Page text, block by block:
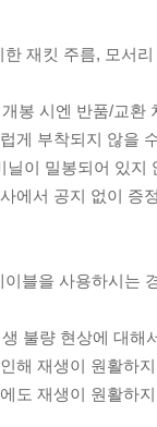
재킷 주름, 모서
봉 시엔 반품/교환
게 부착되지 않을
닐이 밀봉되어 있지
에서 공지 없이 증
블을 사용하시는
불량 현상에 대
해 재생이 원활하
도 재생이 원활하